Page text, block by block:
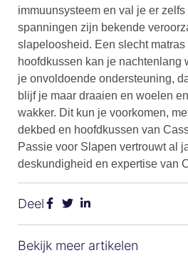
immuunsysteem en val je er
spanningen zijn bekende
slapeloosheid. Een slecht matras
hoofdkussen kan je nachtenlang
je onvoldoende ondersteuning,
blijf je maar draaien en woelen
wakker. Dit kun je voorkomen,
dekbed en hoofdkussen van
Passie voor Slapen vertrouwt al
deskundigheid en expertise van
Deel
Bekijk meer artikelen